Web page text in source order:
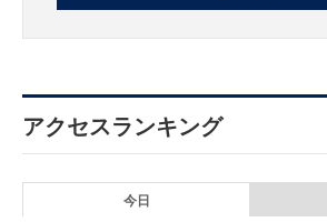
アクセスランキング
今日